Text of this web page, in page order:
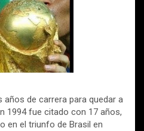
años de carrera para quedar a
1994 fue citado con 17 años,
en el triunfo de Brasil en